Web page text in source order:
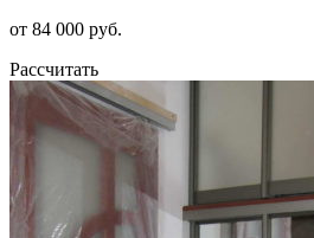
от 84 000 руб.
Рассчитать